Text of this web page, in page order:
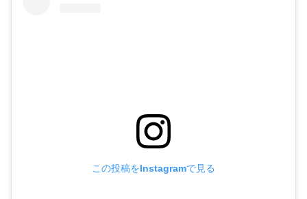
この投稿をInstagramで見る